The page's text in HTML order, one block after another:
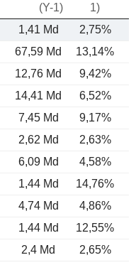
(Y-1)
1)
1,41 Md
2,75%
67,59 Md 13,14%
12,76 Md 9,42%
14,41 Md 6,52%
7,45 Md 9,17%
2,62 Md 2,63%
6,09 Md
4,58%
1,44 Md 14,76%
4,74 Md 4,86%
1,44 Md 12,55%
2,4 Md 2,65%